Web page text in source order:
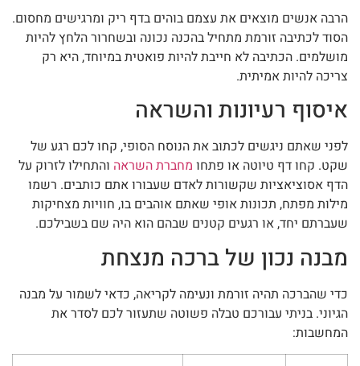
הרבה אנשים מוצאים את עצמם בוהים בדף ריק ומרגישים מחסום.
הסוד לכתיבה זורמת מתחיל בהכנה נכונה ובשחרור הלחץ להיות
מושלמים. הכתיבה לא חייבת להיות פואטית במיוחד, היא רק
צריכה להיות אמיתית.
איסוף רעיונות והשראה
לפני שאתם ניגשים לכתוב את הנוסח הסופי, קחו לכם רגע של
שקט. קחו דף טיוטה או פתחו מחברת השראה והתחילו לזרוק על
הדף אסוציאציות שקשורות לאדם שעבורו אתם כותבים. רשמו
מילות מפתח, תכונות אופי שאתם אוהבים בו, חוויות מצחיקות
שעברתם יחד, או רגעים קטנים שבהם הוא היה שם בשבילכם.
מבנה נכון של ברכה מנצחת
כדי שהברכה תהיה זורמת ונעימה לקריאה, כדאי לשמור על מבנה
הגיוני. בניתי עבורכם טבלה פשוטה שתעזור לכם לסדר את
המחשבות: